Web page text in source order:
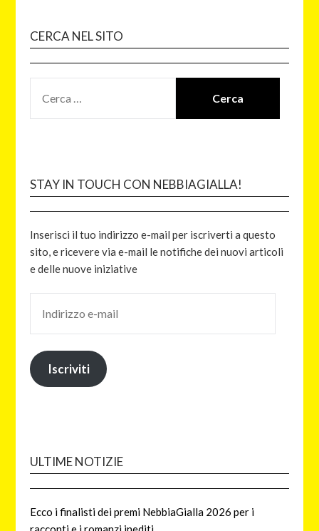
CERCA NEL SITO
STAY IN TOUCH CON NEBBIAGIALLA!
Inserisci il tuo indirizzo e-mail per iscriverti a questo
sito, e ricevere via e-mail le notifiche dei nuovi articoli
e delle nuove iniziative
Iscriviti
ULTIME NOTIZIE
Ecco i finalisti dei premi NebbiaGialla 2026 per i